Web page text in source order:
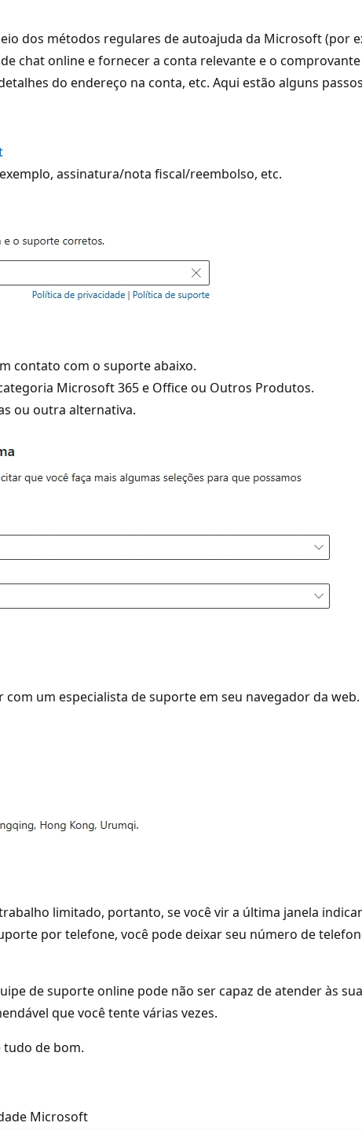
dos métodos regulares de autoajuda da Microsoft (por
chat online e fornecer a conta relevante e o
do endereço na conta, etc. Aqui estão alguns
assinatura/nota fiscal/reembolso, etc.
contato com o suporte abaixo.
Microsoft 365 e Office ou Outros Produtos.
ou outra alternativa.
um especialista de suporte em seu navegador da web.
limitado, portanto, se você vir a última janela
por telefone, você pode deixar seu número de
de suporte online pode não ser capaz de atender às
que você tente várias vezes.
tudo de bom.
Microsoft